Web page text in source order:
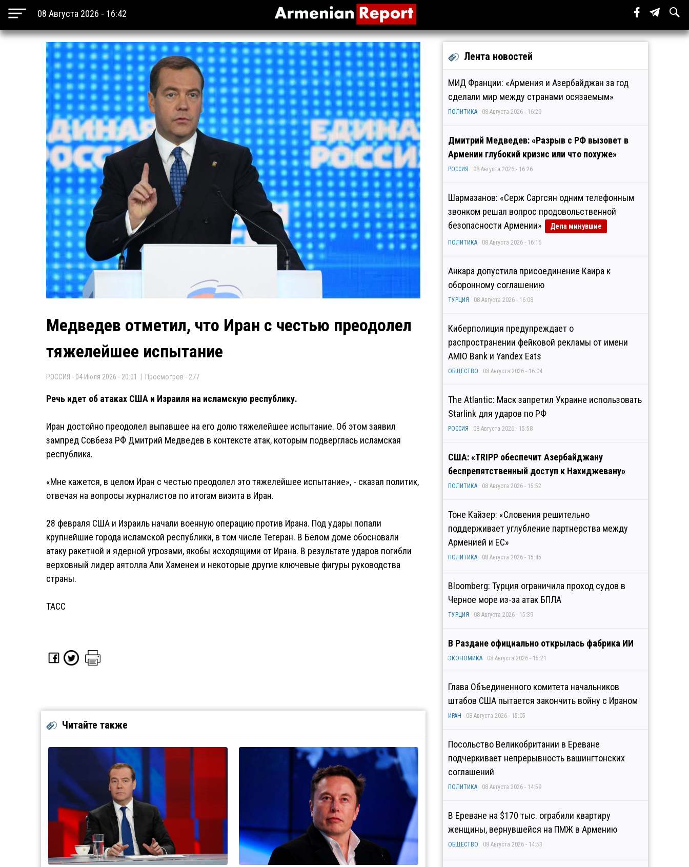
08 Августа 2026 - 16:42
Медведев отметил, что Иран с честью преодолел
тяжелейшее испытание
РОССИЯ - 04 Июля 2026 - 20:01 | Просмотров - 277
Речь идет об атаках США и Израиля на исламскую республику.
Иран достойно преодолел выпавшее на его долю тяжелейшее испытание. Об этом заявил
зампред Совбеза РФ Дмитрий Медведев в контексте атак, которым подверглась исламская
республика.
«Мне кажется, в целом Иран с честью преодолел это тяжелейшее испытание», - сказал политик,
отвечая на вопросы журналистов по итогам визита в Иран.
28 февраля США и Израиль начали военную операцию против Ирана. Под удары попали
крупнейшие города исламской республики, в том числе Тегеран. В Белом доме обосновали
атаку ракетной и ядерной угрозами, якобы исходящими от Ирана. В результате ударов погибли
верховный лидер аятолла Али Хаменеи и некоторые другие ключевые фигуры руководства
страны.
ТАСС
Читайте также
Лента новостей
МИД Франции: «Армения и Азербайджан за год
сделали мир между странами осязаемым»
ПОЛИТИКА 08 Августа 2026 - 16:29
Дмитрий Медведев: «Разрыв с РФ вызовет в
Армении глубокий кризис или что похуже»
РОССИЯ 08 Августа 2026 - 16:26
Шармазанов: «Серж Саргсян одним телефонным
звонком решал вопрос продовольственной
безопасности Армении»
Дела минувшие
ПОЛИТИКА 08 Августа 2026 - 16:16
Анкара допустила присоединение Каира к
оборонному соглашению
ТУРЦИЯ 08 Августа 2026 - 16:08
Киберполиция предупреждает о
распространении фейковой рекламы от имени
AMIO Bank и Yandex Eats
ОБЩЕСТВО 08 Августа 2026 - 16:04
The Atlantic: Маск запретил Украине использовать
Starlink для ударов по РФ
РОССИЯ 08 Августа 2026 - 15:58
США: «TRIPP обеспечит Азербайджану
беспрепятственный доступ к Нахиджевану»
ПОЛИТИКА 08 Августа 2026 - 15:52
Тоне Кайзер: «Словения решительно
поддерживает углубление партнерства между
Арменией и ЕС»
ПОЛИТИКА 08 Августа 2026 - 15:45
Bloomberg: Турция ограничила проход судов в
Черное море из-за атак БПЛА
ТУРЦИЯ 08 Августа 2026 - 15:39
В Раздане официально открылась фабрика ИИ
ЭКОНОМИКА 08 Августа 2026 - 15:21
Глава Объединенного комитета начальников
штабов США пытается закончить войну с Ираном
ИРАН 08 Августа 2026 - 15:05
Посольство Великобритании в Ереване
подчеркивает непрерывность вашингтонских
соглашений
ПОЛИТИКА 08 Августа 2026 - 14:59
В Ереване на $170 тыс. ограбили квартиру
женщины, вернувшейся на ПМЖ в Армению
ОБЩЕСТВО 08 Августа 2026 - 14:53